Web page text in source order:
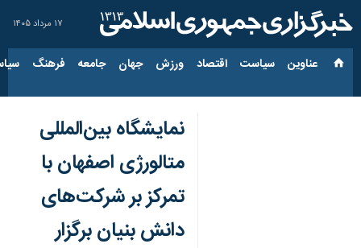
۱۷ مرداد ۱۴۰۵
عناوین‌ سیاست اقتصاد ورزش جهان جامعه فرهنگ
نمایشگاه بین‌المللی
متالورژی اصفهان با
تمرکز بر شرکت‌های
دانش بنیان برگزار